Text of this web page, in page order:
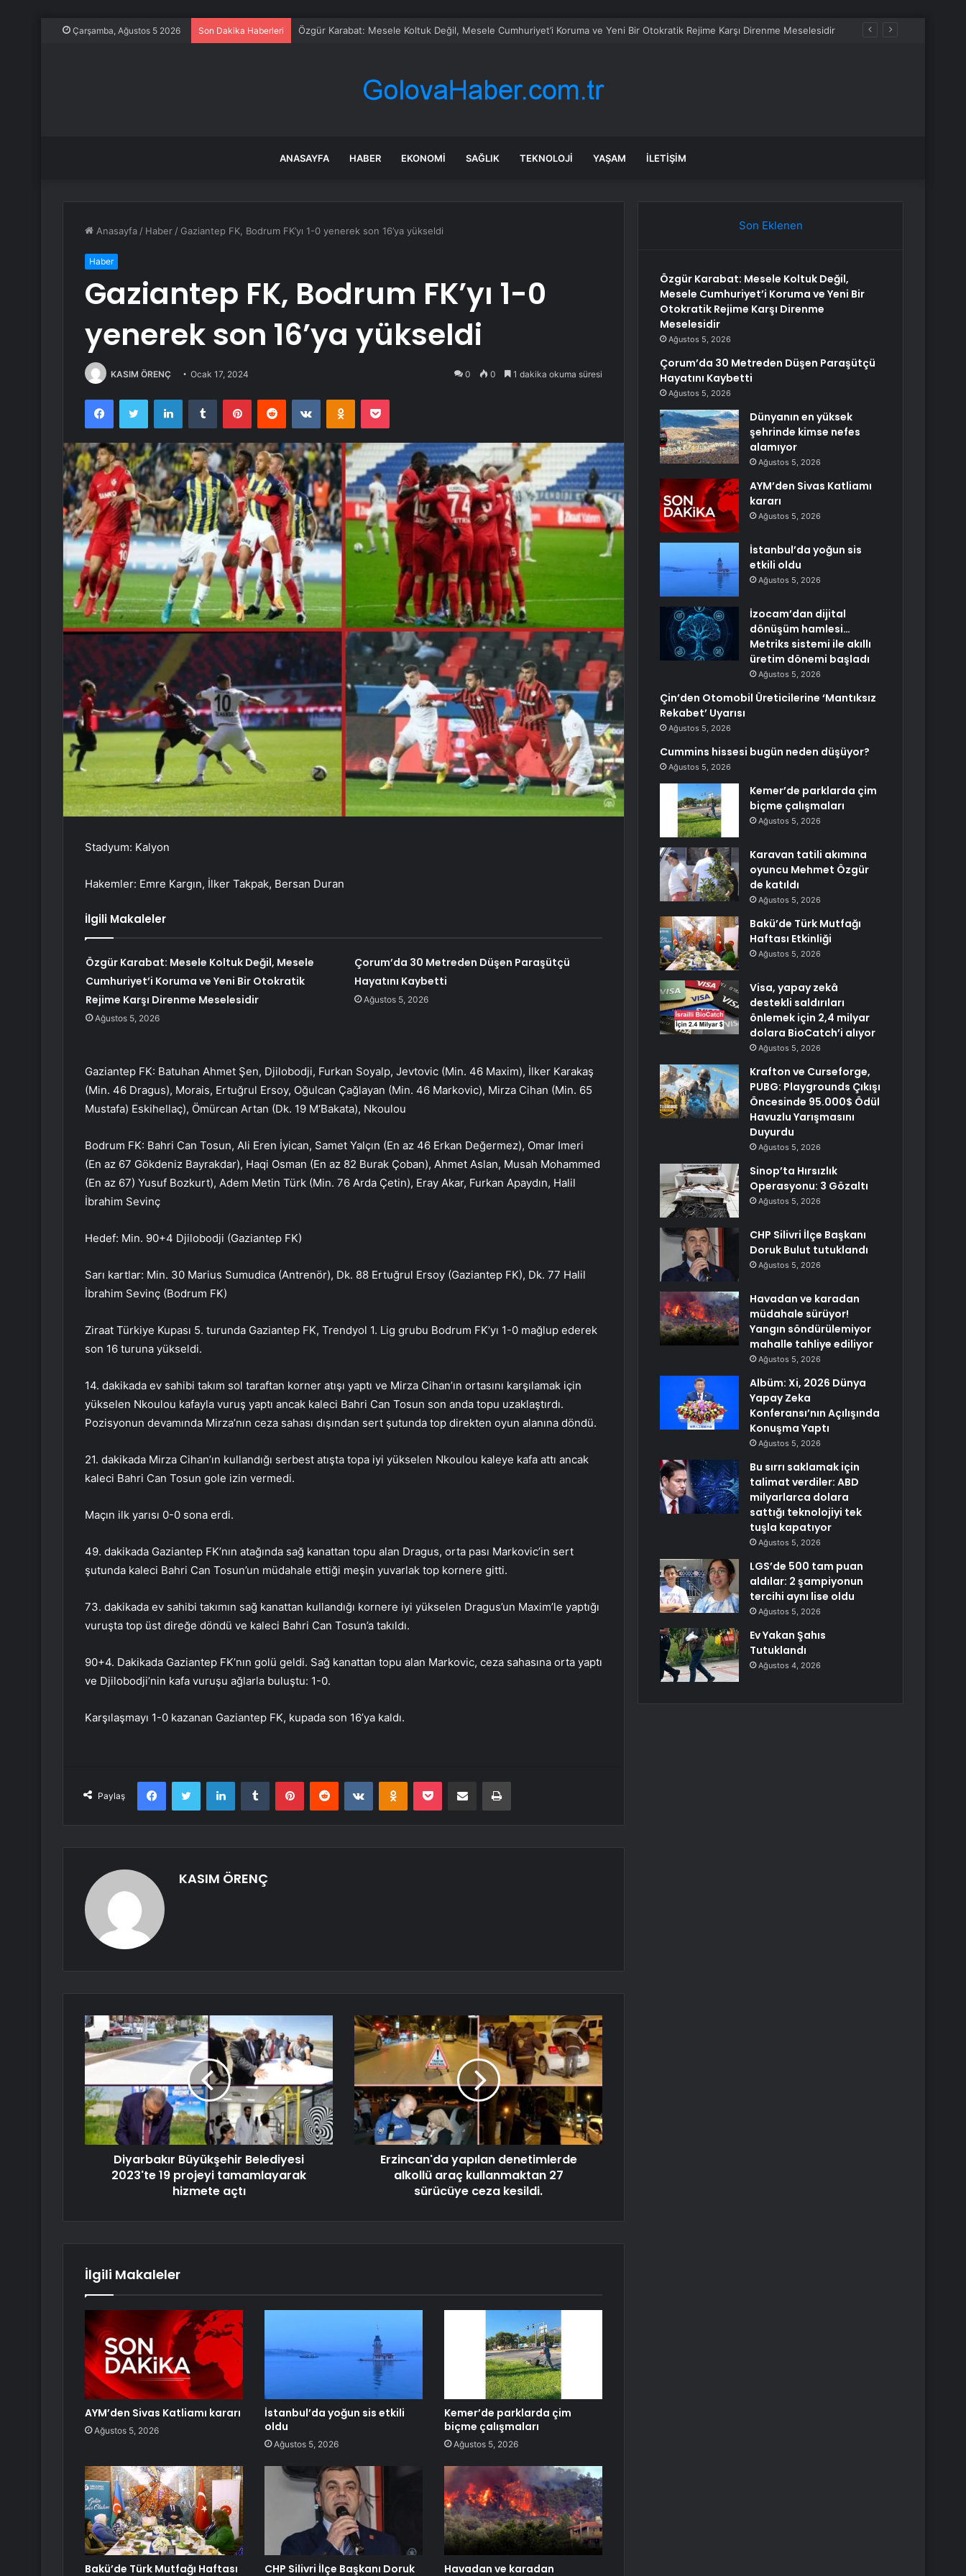
Çarşamba, Ağustos 5 2026 Son Dakika Haberleri Özgür Karabat: Mesele Koltuk Değil, Mesele Cumhuriyet’i Koruma ve Yeni Bir Otokratik Rejime Karşı Direnme Meselesidir
ANASAYFA HABER EKONOMI SAĞLIK TEKNOLOJI YAŞAM İLETIŞIM
Anasayfa / Haber / Gaziantep FK, Bodrum FK’yı 1-0 yenerek son 16’ya yükseldi
Haber
Gaziantep FK, Bodrum FK’yı 1-0
yenerek son 16’ya yükseldi
KASIM ÖRENÇ Ocak 17, 2024 0 0 1 dakika okuma süresi
FacebookTwitter LinkedInTumblr PinterestReddit VKontakteOdnoklassniki
Pocket
Stadyum: Kalyon
Hakemler: Emre Kargın, İlker Takpak, Bersan Duran
İlgili Makaleler
Özgür Karabat: Mesele Koltuk Değil, Mesele
Cumhuriyet’i Koruma ve Yeni Bir Otokratik
Rejime Karşı Direnme Meselesidir
Ağustos 5, 2026
Çorum’da 30 Metreden Düşen Paraşütçü
Hayatını Kaybetti
Ağustos 5, 2026
Gaziantep FK: Batuhan Ahmet Şen, Djilobodji, Furkan Soyalp, Jevtovic (Min. 46 Maxim), İlker Karakaş
(Min. 46 Dragus), Morais, Ertuğrul Ersoy, Oğulcan Çağlayan (Min. 46 Markovic), Mirza Cihan (Min. 65
Mustafa) Eskihellaç), Ömürcan Artan (Dk. 19 M’Bakata), Nkoulou
Bodrum FK: Bahri Can Tosun, Ali Eren İyican, Samet Yalçın (En az 46 Erkan Değermez), Omar Imeri
(En az 67 Gökdeniz Bayrakdar), Haqi Osman (En az 82 Burak Çoban), Ahmet Aslan, Musah Mohammed
(En az 67) Yusuf Bozkurt), Adem Metin Türk (Min. 76 Arda Çetin), Eray Akar, Furkan Apaydın, Halil
İbrahim Sevinç
Hedef: Min. 90+4 Djilobodji (Gaziantep FK)
Sarı kartlar: Min. 30 Marius Sumudica (Antrenör), Dk. 88 Ertuğrul Ersoy (Gaziantep FK), Dk. 77 Halil
İbrahim Sevinç (Bodrum FK)
Ziraat Türkiye Kupası 5. turunda Gaziantep FK, Trendyol 1. Lig grubu Bodrum FK’yı 1-0 mağlup ederek
son 16 turuna yükseldi.
14. dakikada ev sahibi takım sol taraftan korner atışı yaptı ve Mirza Cihan’ın ortasını karşılamak için
yükselen Nkoulou kafayla vuruş yaptı ancak kaleci Bahri Can Tosun son anda topu uzaklaştırdı.
Pozisyonun devamında Mirza’nın ceza sahası dışından sert şutunda top direkten oyun alanına döndü.
21. dakikada Mirza Cihan’ın kullandığı serbest atışta topa iyi yükselen Nkoulou kaleye kafa attı ancak
kaleci Bahri Can Tosun gole izin vermedi.
Maçın ilk yarısı 0-0 sona erdi.
49. dakikada Gaziantep FK’nın atağında sağ kanattan topu alan Dragus, orta pası Markovic’in sert
şutunda kaleci Bahri Can Tosun’un müdahale ettiği meşin yuvarlak top kornere gitti.
73. dakikada ev sahibi takımın sağ kanattan kullandığı kornere iyi yükselen Dragus’un Maxim’le yaptığı
vuruşta top üst direğe döndü ve kaleci Bahri Can Tosun’a takıldı.
90+4. Dakikada Gaziantep FK’nın golü geldi. Sağ kanattan topu alan Markovic, ceza sahasına orta yaptı
ve Djilobodji’nin kafa vuruşu ağlarla buluştu: 1-0.
Karşılaşmayı 1-0 kazanan Gaziantep FK, kupada son 16’ya kaldı.
Paylaş
FacebookTwitter LinkedInTumblr PinterestReddit VKontakteOdnoklassniki
Pocket E-Posta ile paylaş Yazdır
KASIM ÖRENÇ
Diyarbakır Büyükşehir Belediyesi
2023'te 19 projeyi tamamlayarak
hizmete açtı
Erzincan'da yapılan denetimlerde
alkollü araç kullanmaktan 27
sürücüye ceza kesildi.
İlgili Makaleler
AYM’den Sivas Katliamı kararı
Ağustos 5, 2026
İstanbul’da yoğun sis etkili
oldu
Ağustos 5, 2026
Kemer’de parklarda çim
biçme çalışmaları
Ağustos 5, 2026
Bakü’de Türk Mutfağı Haftası
CHP Silivri İlçe Başkanı Doruk
Havadan ve karadan
Son Eklenen
Özgür Karabat: Mesele Koltuk Değil,
Mesele Cumhuriyet’i Koruma ve Yeni Bir
Otokratik Rejime Karşı Direnme
Meselesidir
Ağustos 5, 2026
Çorum’da 30 Metreden Düşen Paraşütçü
Hayatını Kaybetti
Ağustos 5, 2026
Dünyanın en yüksek
şehrinde kimse nefes
alamıyor
Ağustos 5, 2026
AYM’den Sivas Katliamı
kararı
Ağustos 5, 2026
İstanbul’da yoğun sis
etkili oldu
Ağustos 5, 2026
İzocam’dan dijital
dönüşüm hamlesi…
Metriks sistemi ile akıllı
üretim dönemi başladı
Ağustos 5, 2026
Çin’den Otomobil Üreticilerine ‘Mantıksız
Rekabet’ Uyarısı
Ağustos 5, 2026
Cummins hissesi bugün neden düşüyor?
Ağustos 5, 2026
Kemer’de parklarda çim
biçme çalışmaları
Ağustos 5, 2026
Karavan tatili akımına
oyuncu Mehmet Özgür
de katıldı
Ağustos 5, 2026
Bakü’de Türk Mutfağı
Haftası Etkinliği
Ağustos 5, 2026
Visa, yapay zekâ
destekli saldırıları
önlemek için 2,4 milyar
dolara BioCatch’i alıyor
Ağustos 5, 2026
Krafton ve Curseforge,
PUBG: Playgrounds Çıkışı
Öncesinde 95.000$ Ödül
Havuzlu Yarışmasını
Duyurdu
Ağustos 5, 2026
Sinop’ta Hırsızlık
Operasyonu: 3 Gözaltı
Ağustos 5, 2026
CHP Silivri İlçe Başkanı
Doruk Bulut tutuklandı
Ağustos 5, 2026
Havadan ve karadan
müdahale sürüyor!
Yangın söndürülemiyor
mahalle tahliye ediliyor
Ağustos 5, 2026
Albüm: Xi, 2026 Dünya
Yapay Zeka
Konferansı’nın Açılışında
Konuşma Yaptı
Ağustos 5, 2026
Bu sırrı saklamak için
talimat verdiler: ABD
milyarlarca dolara
sattığı teknolojiyi tek
tuşla kapatıyor
Ağustos 5, 2026
LGS’de 500 tam puan
aldılar: 2 şampiyonun
tercihi aynı lise oldu
Ağustos 5, 2026
Ev Yakan Şahıs
Tutuklandı
Ağustos 4, 2026